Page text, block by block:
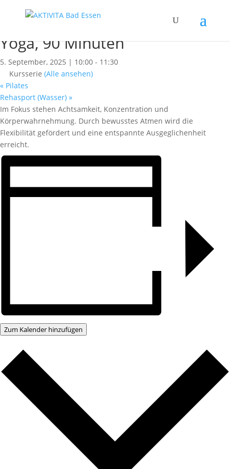
« Alle Kurse
Yoga, 90 Minuten
5. September, 2025 | 10:00 - 11:30
Kursserie (Alle ansehen)
« Pilates
Rehasport (Wasser) »
Im Fokus stehen Achtsamkeit, Konzentration und
Körperwahrnehmung. Durch bewusstes Atmen wird die
Flexibilität gefördert und eine entspannte Ausgeglichenheit
erreicht.
Zum Kalender hinzufügen